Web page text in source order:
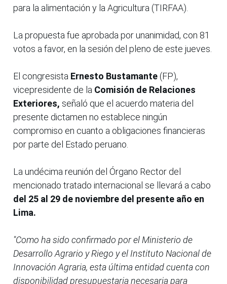
para la alimentación y la Agricultura (TIRFAA).
La propuesta fue aprobada por unanimidad, con 81
votos a favor, en la sesión del pleno de este jueves.
El congresista Ernesto Bustamante (FP),
vicepresidente de la Comisión de Relaciones
Exteriores, señaló que el acuerdo materia del
presente dictamen no establece ningún
compromiso en cuanto a obligaciones financieras
por parte del Estado peruano.
La undécima reunión del Órgano Rector del
mencionado tratado internacional se llevará a cabo
del 25 al 29 de noviembre del presente año en
Lima.
"Como ha sido confirmado por el Ministerio de
Desarrollo Agrario y Riego y el Instituto Nacional de
Innovación Agraria, esta última entidad cuenta con
disponibilidad presupuestaria necesaria para